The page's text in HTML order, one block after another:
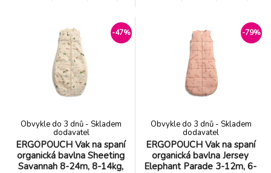
tím je látka více vycpaná a
izolována. Vak na spaní s
rukávy je celoroční spací
pytel pro miminka a batolata,
která spí s rozpaženýma ruka
tím je látka více vycpaná a
izolována. Vak na spaní s
rukávy je celoroční spací
pytel pro miminka a batolata,
která spí s rozpaženýma ruka
-47%
ERGOPOUCH Vak na spaní
organická bavlna Sheeting
Savannah 8-24m, 8-14kg,
Obvykle do 3 dnů - Skladem
dodavatel
-79%
ERGOPOUCH Vak na spaní
organická bavlna Jersey
Elephant Parade 3-12m, 6-
Obvykle do 3 dnů - Skladem
dodavatel